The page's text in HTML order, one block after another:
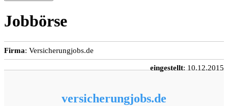
Jobbörse
Firma: Versicherungjobs.de
eingestellt: 10.12.2015
versicherungjobs.de